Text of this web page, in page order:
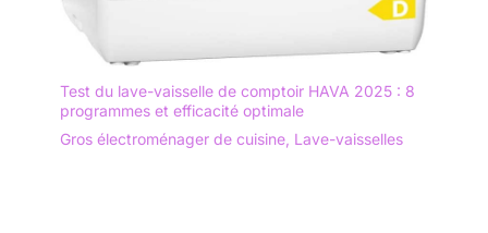
Test du lave-vaisselle de comptoir HAVA 2025 : 8
programmes et efficacité optimale
Gros électroménager de cuisine Lave-vaisselles